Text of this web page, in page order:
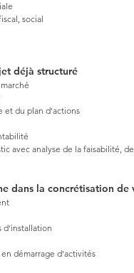
social
déjà structuré
et du plan d'actions
avec analyse de la faisabilité,
dans la concrétisation
démarrage d’activités